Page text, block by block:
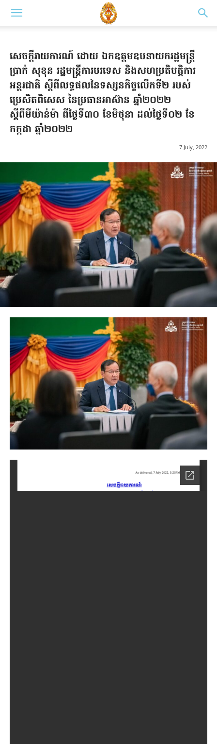
សេចក្តីរាយការណ៍ ដោយ ឯកឧត្តមឧបនាយករដ្ឋមន្ត្រី
ប្រាក់ សុខុន រដ្ឋមន្ត្រីការបរទេស និងសហប្រតិបត្តិការ
អន្តរជាតិ ស្តីពីលទ្ធផលនៃទស្សនកិច្ចលើកទី២ របស់
ប្រេសិតពិសេស នៃប្រធានអាស៊ាន ឆ្នាំ២០២២
ស្តីពីមីយ៉ាន់ម៉ា ពីថ្ងៃទី៣០ ខែមិថុនា ដល់ថ្ងៃទី០២ ខែ
កក្កដា ឆ្នាំ២០២២
7 July, 2022